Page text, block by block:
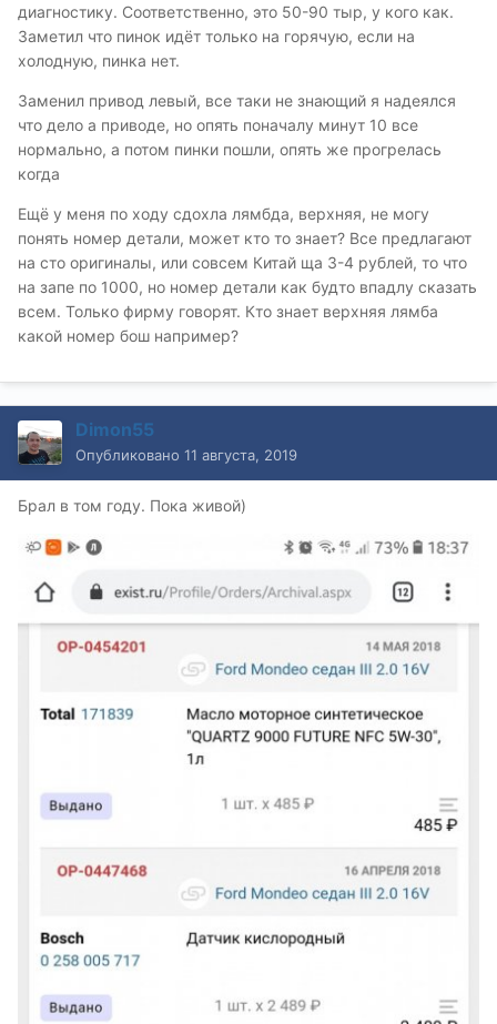
диагностику. Соответственно, это 50-90 тыр, у кого как.
Заметил что пинок идёт только на горячую, если на
холодную, пинка нет.
Заменил привод левый, все таки не знающий я надеялся
что дело а приводе, но опять поначалу минут 10 все
нормально, а потом пинки пошли, опять же прогрелась
когда
Ещё у меня по ходу сдохла лямбда, верхняя, не могу
понять номер детали, может кто то знает? Все предлагают
на сто оригиналы, или совсем Китай ща 3-4 рублей, то что
на запе по 1000, но номер детали как будто впадлу сказать
всем. Только фирму говорят. Кто знает верхняя лямба
какой номер бош например?
Dimon55
Опубликовано 11 августа, 2019
Брал в том году. Пока живой)